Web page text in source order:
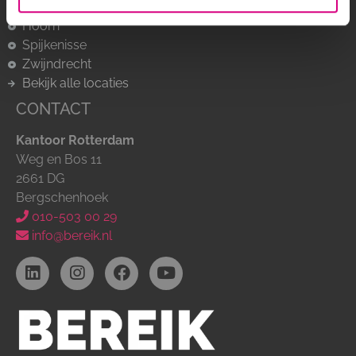
Hoorn
Spijkenisse
Zwijndrecht
Bekijk alle locaties
CONTACT
Kantoor Rotterdam
Weg en Bos 11
2661 DG
Bergschenhoek
010-503 00 29
info@bereik.nl